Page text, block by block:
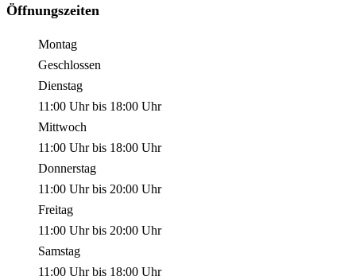
Öffnungszeiten
Montag
Geschlossen
Dienstag
11:00 Uhrbis 18:00 Uhr
Mittwoch
11:00 Uhrbis 18:00 Uhr
Donnerstag
11:00 Uhrbis 20:00 Uhr
Freitag
11:00 Uhrbis 20:00 Uhr
Samstag
11:00 Uhrbis 18:00 Uhr